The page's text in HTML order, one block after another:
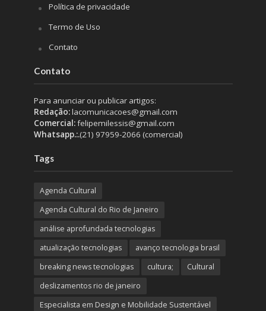
Política de privacidade
Termo de Uso
Contato
Contato
Para anunciar ou publicar artigos:
Redação:lacomunicacoes@gmail.com
Comercial:felipemilessis@gmail.com
Whatsapp.:.(21) 97959-2066 (comercial)
Tags
Agenda Cultural
Agenda Cultural do Rio de Janeiro
análise aprofundada tecnologias
atualização tecnologias
avanço tecnologia brasil
breaking news tecnologias
cultura;
Cultural
deslizamentos rio de janeiro
Especialista em Design e Mobilidade Sustentável